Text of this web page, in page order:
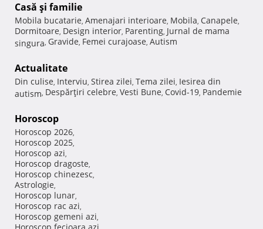
Casă şi familie
Mobila bucatarie, Amenajari interioare, Mobila, Canapele,
Dormitoare, Design interior, Parenting, Jurnal de mama
singura, Gravide, Femei curajoase, Autism
Actualitate
Din culise, Interviu, Stirea zilei, Tema zilei, Iesirea din
autism, Despărţiri celebre, Vesti Bune, Covid-19, Pandemie
Horoscop
Horoscop 2026,
Horoscop 2025,
Horoscop azi,
Horoscop dragoste,
Horoscop chinezesc,
Astrologie,
Horoscop lunar,
Horoscop rac azi,
Horoscop gemeni azi,